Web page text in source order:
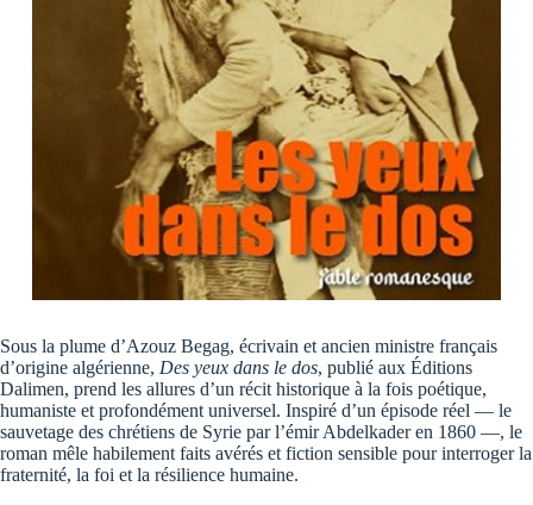
Sous la plume d’Azouz Begag, écrivain et ancien ministre français
d’origine algérienne, Des yeux dans le dos, publié aux Éditions
Dalimen, prend les allures d’un récit historique à la fois poétique,
humaniste et profondément universel. Inspiré d’un épisode réel — le
sauvetage des chrétiens de Syrie par l’émir Abdelkader en 1860 —, le
roman mêle habilement faits avérés et fiction sensible pour interroger la
fraternité, la foi et la résilience humaine.